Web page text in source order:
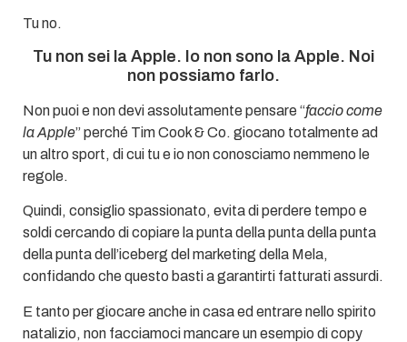
Tu no.
Tu non sei la Apple. Io non sono la Apple. Noi
non possiamo farlo.
Non puoi e non devi assolutamente pensare “faccio come
la Apple” perché Tim Cook & Co. giocano totalmente ad
un altro sport, di cui tu e io non conosciamo nemmeno le
regole.
Quindi, consiglio spassionato, evita di perdere tempo e
soldi cercando di copiare la punta della punta della punta
della punta dell’iceberg del marketing della Mela,
confidando che questo basti a garantirti fatturati assurdi.
E tanto per giocare anche in casa ed entrare nello spirito
natalizio, non facciamoci mancare un esempio di copy